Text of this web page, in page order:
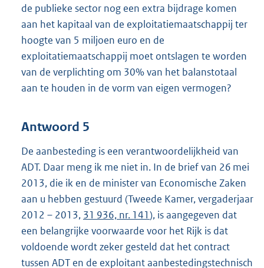
de publieke sector nog een extra bijdrage komen
aan het kapitaal van de exploitatiemaatschappij ter
hoogte van 5 miljoen euro en de
exploitatiemaatschappij moet ontslagen te worden
van de verplichting om 30% van het balanstotaal
aan te houden in de vorm van eigen vermogen?
Antwoord 5
De aanbesteding is een verantwoordelijkheid van
ADT. Daar meng ik me niet in. In de brief van 26 mei
2013, die ik en de minister van Economische Zaken
aan u hebben gestuurd (Tweede Kamer, vergaderjaar
2012 – 2013, 31 936, nr. 141), is aangegeven dat
een belangrijke voorwaarde voor het Rijk is dat
voldoende wordt zeker gesteld dat het contract
tussen ADT en de exploitant aanbestedingstechnisch